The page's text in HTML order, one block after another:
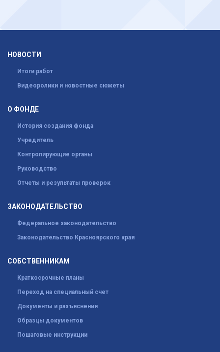
НОВОСТИ
Итоги работ
Видеоролики и новостные сюжеты
О ФОНДЕ
История создания фонда
Учредитель
Контролирующие органы
Руководство
Отчеты и результаты проверок
ЗАКОНОДАТЕЛЬСТВО
Федеральное законодательство
Законодательство Красноярского края
СОБСТВЕННИКАМ
Краткосрочные планы
Переход на специальный счет
Документы и разъяснения
Образцы документов
Пошаговые инструкции